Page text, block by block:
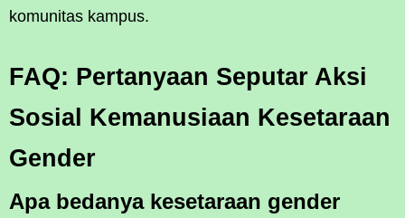
komunitas kampus.
FAQ: Pertanyaan Seputar Aksi
Sosial Kemanusiaan Kesetaraan
Gender
Apa bedanya kesetaraan gender